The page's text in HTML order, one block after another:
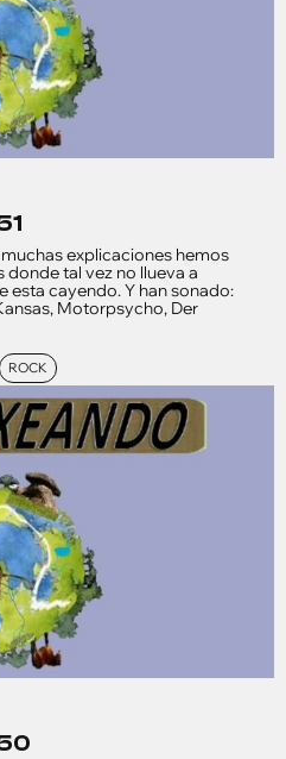
explicaciones hemos
tal vez no llueva a
esta cayendo. Y han sonado:
Motorpsycho, Der
ROCK